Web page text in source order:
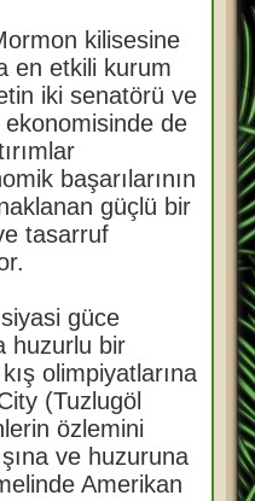
kilisesine
en etkili kurum
iki senatörü ve
de
başarılarının
güçlü bir
tasarruf
güce
huzurlu bir
olimpiyatlarına
(Tuzlugöl
özlemini
ve huzuruna
Amerikan